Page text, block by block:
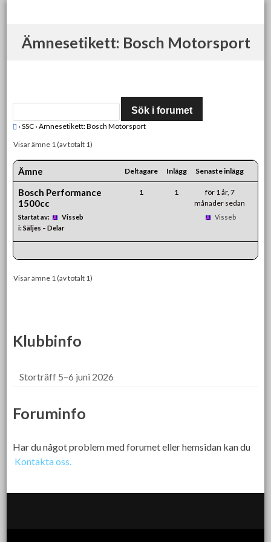
contentÄmnesetikett: Bosch Motorsport
› SSC › Ämnesetikett: Bosch Motorsport
Visar ämne 1 (av totalt 1)
Ämne Deltagare Inlägg Senaste inlägg
Bosch Performance
1500cc
Startat av:
Visseb
i:Säljes – Delar
1 1
för 1 år, 7
månader sedan
Visseb
Visar ämne 1 (av totalt 1)
Klubbinfo
Storträff 5–6 juni 2026
Foruminfo
Har du något problem med forumet eller hemsidan kan du
Kontakta oss.